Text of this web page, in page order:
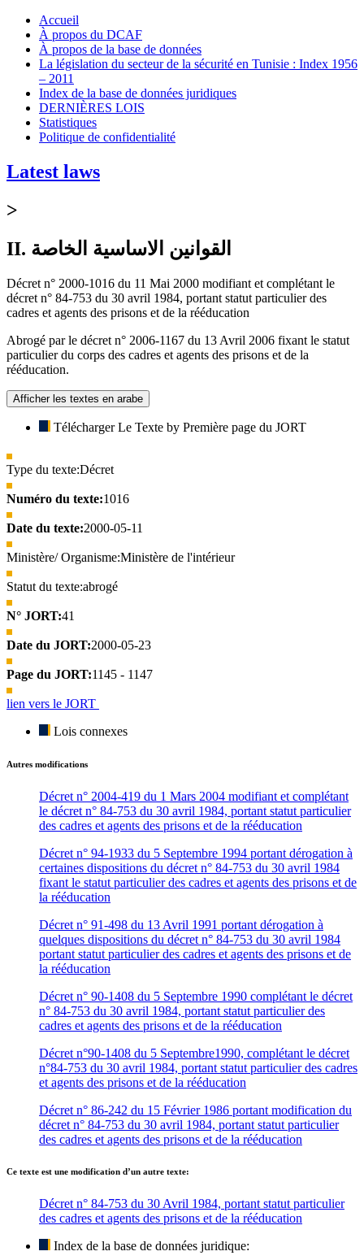
Accueil
À propos du DCAF
À propos de la base de données
La législation du secteur de la sécurité en Tunisie : Index 1956
– 2011
Index de la base de données juridiques
DERNIÈRES LOIS
Statistiques
Politique de confidentialité
Latest laws
>
II. القوانين الاساسية الخاصة
Décret n° 2000-1016 du 11 Mai 2000 modifiant et complétant le
décret n° 84-753 du 30 avril 1984, portant statut particulier des
cadres et agents des prisons et de la rééducation
Abrogé par le décret n° 2006-1167 du 13 Avril 2006 fixant le statut
particulier du corps des cadres et agents des prisons et de la
rééducation.
Afficher les textes en arabe
Télécharger Le Texte by Première page du JORT
Type du texte:Décret
Numéro du texte:1016
Date du texte:2000-05-11
Ministère/ Organisme:Ministère de l'intérieur
Statut du texte:abrogé
N° JORT:41
Date du JORT:2000-05-23
Page du JORT:1145 - 1147
lien vers le JORT
Lois connexes
Autres modifications
Décret n° 2004-419 du 1 Mars 2004 modifiant et complétant
le décret n° 84-753 du 30 avril 1984, portant statut particulier
des cadres et agents des prisons et de la rééducation
Décret n° 94-1933 du 5 Septembre 1994 portant dérogation à
certaines dispositions du décret n° 84-753 du 30 avril 1984
fixant le statut particulier des cadres et agents des prisons et de
la rééducation
Décret n° 91-498 du 13 Avril 1991 portant dérogation à
quelques dispositions du décret n° 84-753 du 30 avril 1984
portant statut particulier des cadres et agents des prisons et de
la rééducation
Décret n° 90-1408 du 5 Septembre 1990 complétant le décret
n° 84-753 du 30 avril 1984, portant statut particulier des
cadres et agents des prisons et de la rééducation
Décret n°90-1408 du 5 Septembre1990, complétant le décret
n°84-753 du 30 avril 1984, portant statut particulier des cadres
et agents des prisons et de la rééducation
Décret n° 86-242 du 15 Février 1986 portant modification du
décret n° 84-753 du 30 avril 1984, portant statut particulier
des cadres et agents des prisons et de la rééducation
Ce texte est une modification d’un autre texte:
Décret n° 84-753 du 30 Avril 1984, portant statut particulier
des cadres et agents des prisons et de la rééducation
Index de la base de données juridique: